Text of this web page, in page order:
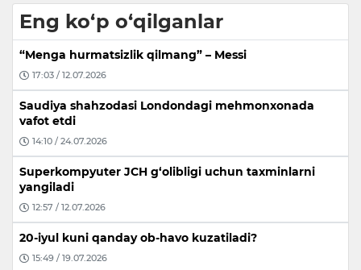
Eng ko‘p o‘qilganlar
“Menga hurmatsizlik qilmang” – Messi
17:03 / 12.07.2026
Saudiya shahzodasi Londondagi mehmonxonada
vafot etdi
14:10 / 24.07.2026
Superkompyuter JCH g‘olibligi uchun taxminlarni
yangiladi
12:57 / 12.07.2026
20-iyul kuni qanday ob-havo kuzatiladi?
15:49 / 19.07.2026